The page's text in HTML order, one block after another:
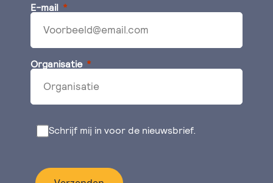
E-mail
Organisatie
Schrijf mij in voor de nieuwsbrief.